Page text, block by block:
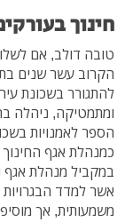
חינוך
טובה דולב, אם
הקרוב עשר שנים
להתגורר בשכונת
ומתמטיקה, ניהלה
הספר לאמנויות
כמנהלת אגף החינוך
במקביל מנהלת
אשר למדד
משמעותית, אך